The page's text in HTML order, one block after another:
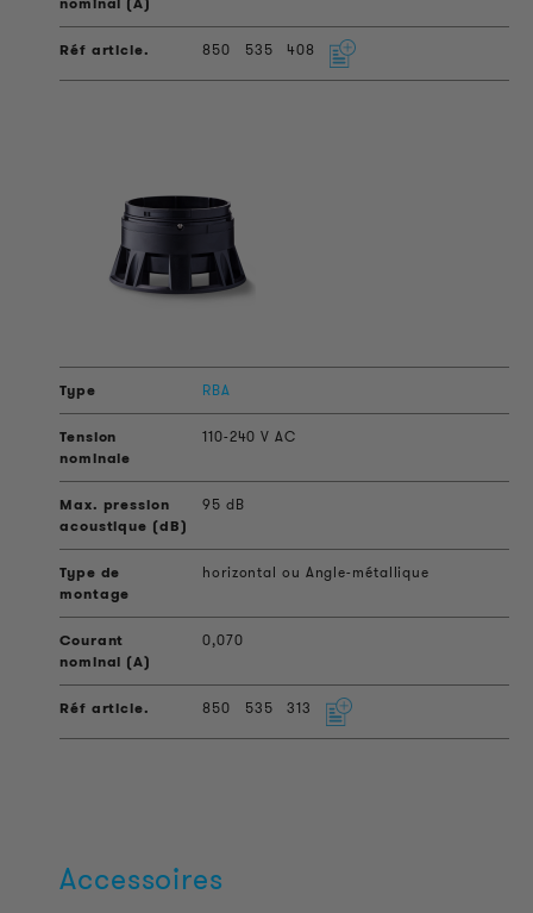
850 535 408
RBA
110-240 V AC
95 dB
horizontal ou Angle-métallique
0,070
850 535 313
Accessoires